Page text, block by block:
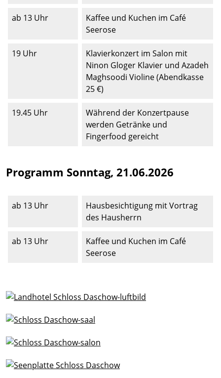
ab 13 Uhr
Kaffee und Kuchen im Café
Seerose
19 Uhr
Klavierkonzert im Salon mit
Ninon Gloger Klavier und Azadeh
Maghsoodi Violine (Abendkasse
25 €)
19.45 Uhr
Während der Konzertpause
werden Getränke und
Fingerfood gereicht
Programm Sonntag, 21.06.2026
ab 13 Uhr
Hausbesichtigung mit Vortrag
des Hausherrn
ab 13 Uhr
Kaffee und Kuchen im Café
Seerose